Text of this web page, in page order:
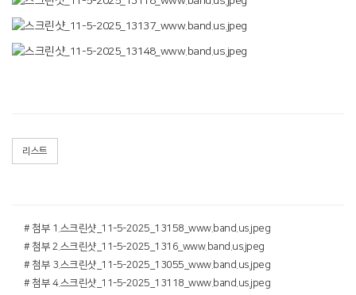
리스트
# 첨부 1.스크린샷_11-5-2025_13158_www.band.us.jpeg
# 첨부 2.스크린샷_11-5-2025_1316_www.band.us.jpeg
# 첨부 3.스크린샷_11-5-2025_13055_www.band.us.jpeg
# 첨부 4.스크린샷_11-5-2025_13118_www.band.us.jpeg